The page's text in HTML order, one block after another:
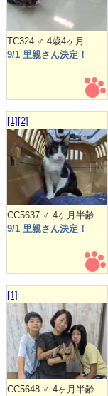
TC324 ♂ 4歳4ヶ月
9/1 里親さん決定！
[1] [2]
CC5637 ♂ 4ヶ月半齢
9/1 里親さん決定！
[1]
CC5648 ♂ 4ヶ月半齢